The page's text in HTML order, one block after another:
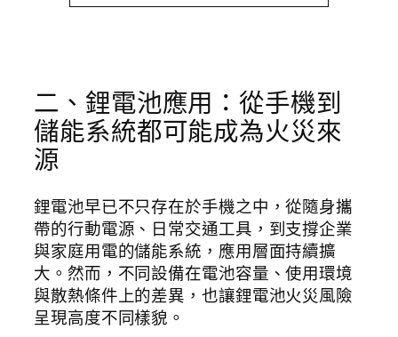
二、鋰電池應用：從手機到
儲能系統都可能成為火災來
源
鋰電池早已不只存在於手機之中，從隨身攜
帶的行動電源、日常交通工具，到支撐企業
與家庭用電的儲能系統，應用層面持續擴
大。然而，不同設備在電池容量、使用環境
與散熱條件上的差異，也讓鋰電池火災風險
呈現高度不同樣貌。